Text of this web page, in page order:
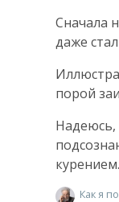
Сначала
даже
порой
Надеюсь,
курением.
Как я